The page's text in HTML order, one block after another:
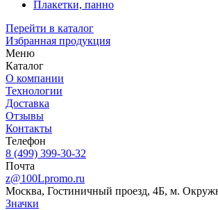
Плакетки, панно
Перейти в каталог
Избранная продукция
Меню
Каталог
О компании
Технологии
Доставка
Отзывы
Контакты
Телефон
8 (499) 399-30-32
Почта
z@100Lpromo.ru
Москва, Гостиничный проезд, 4Б, м.
Значки